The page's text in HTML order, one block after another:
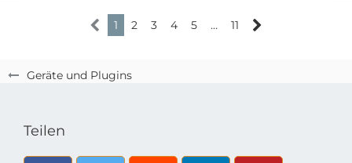
Geräte und Plugins
1 2 3 4 5 … 11
Teilen